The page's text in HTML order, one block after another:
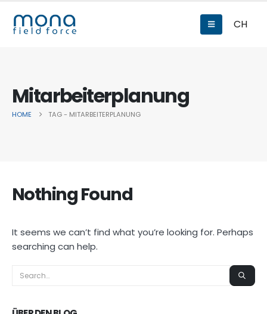
CH
Mitarbeiterplanung
HOME TAG - MITARBEITERPLANUNG
Nothing Found
It seems we can’t find what you’re looking for. Perhaps
searching can help.